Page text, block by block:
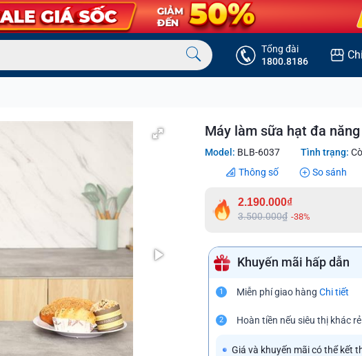
Tổng đài
1800.8186
Máy làm sữa hạt đa
Model: BLB-6037 Tình trạng:
Thông số
So sánh
2.190.000₫
3.500.000₫ -38%
Khuyến mãi hấp dẫn
1 Miễn phí giao hàng Chi tiết
2 Hoàn tiền nếu siêu thị khác
Giá và khuyến mãi có thể kết